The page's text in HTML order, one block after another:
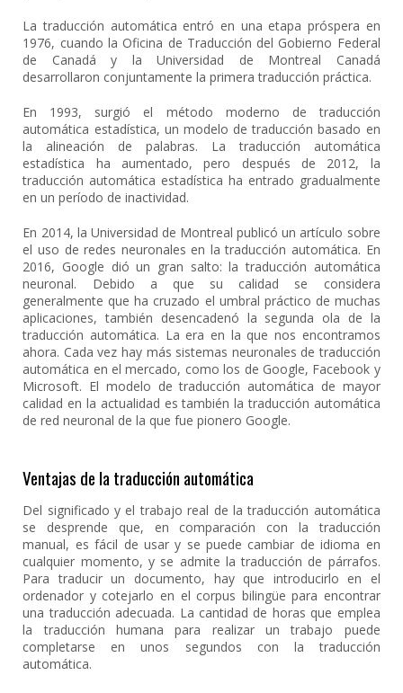
La traducción automática entró en una etapa próspera en
1976, cuando la Oficina de Traducción del Gobierno Federal
de Canadá y la Universidad de Montreal Canadá
desarrollaron conjuntamente la primera traducción práctica.
En 1993, surgió el método moderno de traducción
automática estadística, un modelo de traducción basado en
la alineación de palabras. La traducción automática
estadística ha aumentado, pero después de 2012, la
traducción automática estadística ha entrado gradualmente
en un período de inactividad.
En 2014, la Universidad de Montreal publicó un artículo sobre
el uso de redes neuronales en la traducción automática. En
2016, Google dió un gran salto: la traducción automática
neuronal. Debido a que su calidad se considera
generalmente que ha cruzado el umbral práctico de muchas
aplicaciones, también desencadenó la segunda ola de la
traducción automática. La era en la que nos encontramos
ahora. Cada vez hay más sistemas neuronales de traducción
automática en el mercado, como los de Google, Facebook y
Microsoft. El modelo de traducción automática de mayor
calidad en la actualidad es también la traducción automática
de red neuronal de la que fue pionero Google.
Ventajas de la traducción automática
Del significado y el trabajo real de la traducción automática
se desprende que, en comparación con la traducción
manual, es fácil de usar y se puede cambiar de idioma en
cualquier momento, y se admite la traducción de párrafos.
Para traducir un documento, hay que introducirlo en el
ordenador y cotejarlo en el corpus bilingüe para encontrar
una traducción adecuada. La cantidad de horas que emplea
la traducción humana para realizar un trabajo puede
completarse en unos segundos con la traducción
automática.